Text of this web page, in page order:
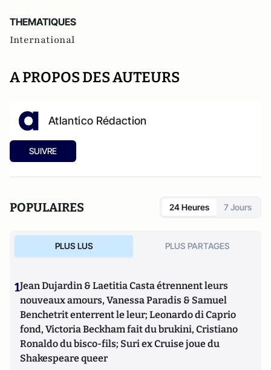
THEMATIQUES
International
A PROPOS DES AUTEURS
Atlantico Rédaction
SUIVRE
POPULAIRES 24 Heures 7 Jours
PLUS LUS PLUS PARTAGES
1Jean Dujardin & Laetitia Casta étrennent leurs
nouveaux amours, Vanessa Paradis & Samuel
Benchetrit enterrent le leur; Leonardo di Caprio
fond, Victoria Beckham fait du brukini, Cristiano
Ronaldo du bisco-fils; Suri ex Cruise joue du
Shakespeare queer